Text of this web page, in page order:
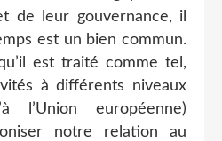
de leur gouvernance, il
est un bien commun.
est traité comme tel,
à différents niveaux
l’Union européenne)
notre relation au